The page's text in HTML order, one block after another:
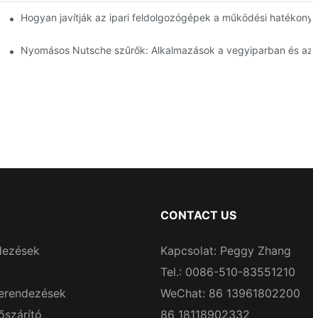
Hogyan javítják az ipari feldolgozógépek a működési
Nyomásos Nutsche szűrők: Alkalmazások a vegyiparban és
CONTACT US
Kapcsolat: Peggy Zhang
Tel.: 0086-510-83551210
WeChat: 86 13961802200
86 18118902332